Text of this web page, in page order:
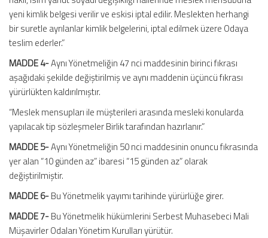
yeni kimlik belgesi verilir ve eskisi iptal edilir. Meslekten herhangi
bir suretle ayrılanlar kimlik belgelerini, iptal edilmek üzere Odaya
teslim ederler.”
MADDE 4-Aynı Yönetmeliğin 47 nci maddesinin birinci fıkrası
aşağıdaki şekilde değiştirilmiş ve aynı maddenin üçüncü fıkrası
yürürlükten kaldırılmıştır.
“Meslek mensupları ile müşterileri arasında mesleki konularda
yapılacak tip sözleşmeler Birlik tarafından hazırlanır.”
MADDE 5-Aynı Yönetmeliğin 50 nci maddesinin onuncu fıkrasında
yer alan “10 günden az” ibaresi “15 günden az” olarak
değiştirilmiştir.
MADDE 6-Bu Yönetmelik yayımı tarihinde yürürlüğe girer.
MADDE 7-Bu Yönetmelik hükümlerini Serbest Muhasebeci Mali
Müşavirler Odaları Yönetim Kurulları yürütür.